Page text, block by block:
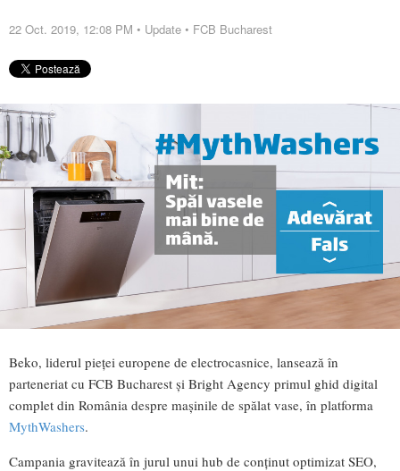
22 Oct. 2019, 12:08 PM • Update • FCB Bucharest
Beko, liderul pieței europene de electrocasnice, lansează în
parteneriat cu FCB Bucharest și Bright Agency primul ghid digital
complet din România despre mașinile de spălat vase, în platforma
MythWashers.
Campania gravitează în jurul unui hub de conținut optimizat SEO,